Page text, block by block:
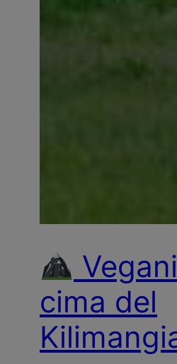
cima del